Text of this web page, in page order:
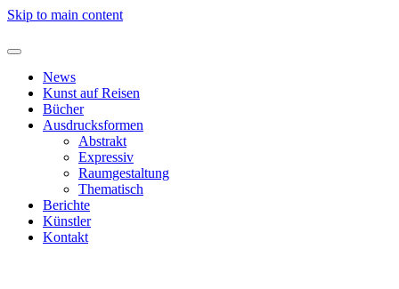
Skip to main content
News
Kunst auf Reisen
Bücher
Ausdrucksformen
Abstrakt
Expressiv
Raumgestaltung
Thematisch
Berichte
Künstler
Kontakt